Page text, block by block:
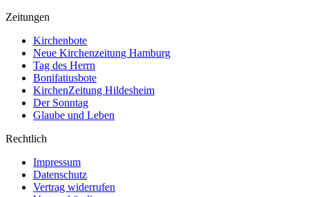
Zeitungen
Kirchenbote
Neue Kirchenzeitung Hamburg
Tag des Herrn
Bonifatiusbote
KirchenZeitung Hildesheim
Der Sonntag
Glaube und Leben
Rechtlich
Impressum
Datenschutz
Vertrag widerrufen